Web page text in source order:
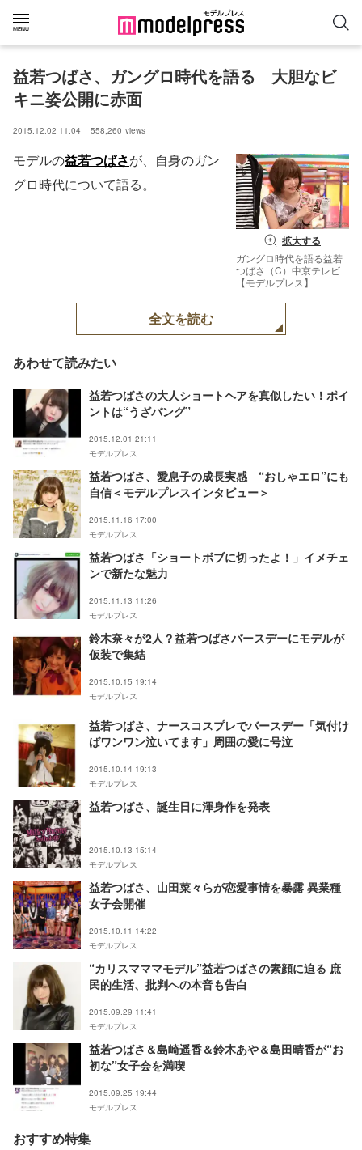
益若つばさ、ガングロ時代を語る　大胆なビ
キニ姿公開に赤面
2015.12.02 11:04 558,260 views
拡大する
ガングロ時代を語る益若
つばさ（C）中京テレビ
【モデルプレス】
モデルの益若つばさが、自身のガン
グロ時代について語る。
全文を読む
あわせて読みたい
益若つばさの大人ショートヘアを真似したい！ポイ
ントは“うざバング”
2015.12.01 21:11
モデルプレス
益若つばさ、愛息子の成長実感 “おしゃエロ”にも
自信＜モデルプレスインタビュー＞
2015.11.16 17:00
モデルプレス
益若つばさ「ショートボブに切ったよ！」イメチェ
ンで新たな魅力
2015.11.13 11:26
モデルプレス
鈴木奈々が2人？益若つばさバースデーにモデルが
仮装で集結
2015.10.15 19:14
モデルプレス
益若つばさ、ナースコスプレでバースデー「気付け
ばワンワン泣いてます」周囲の愛に号泣
2015.10.14 19:13
モデルプレス
益若つばさ、誕生日に渾身作を発表
2015.10.13 15:14
モデルプレス
益若つばさ、山田菜々らが恋愛事情を暴露 異業種
女子会開催
2015.10.11 14:22
モデルプレス
“カリスマママモデル”益若つばさの素顔に迫る 庶
民的生活、批判への本音も告白
2015.09.29 11:41
モデルプレス
益若つばさ＆島崎遥香＆鈴木あや＆島田晴香が“お
初な”女子会を満喫
2015.09.25 19:44
モデルプレス
おすすめ特集